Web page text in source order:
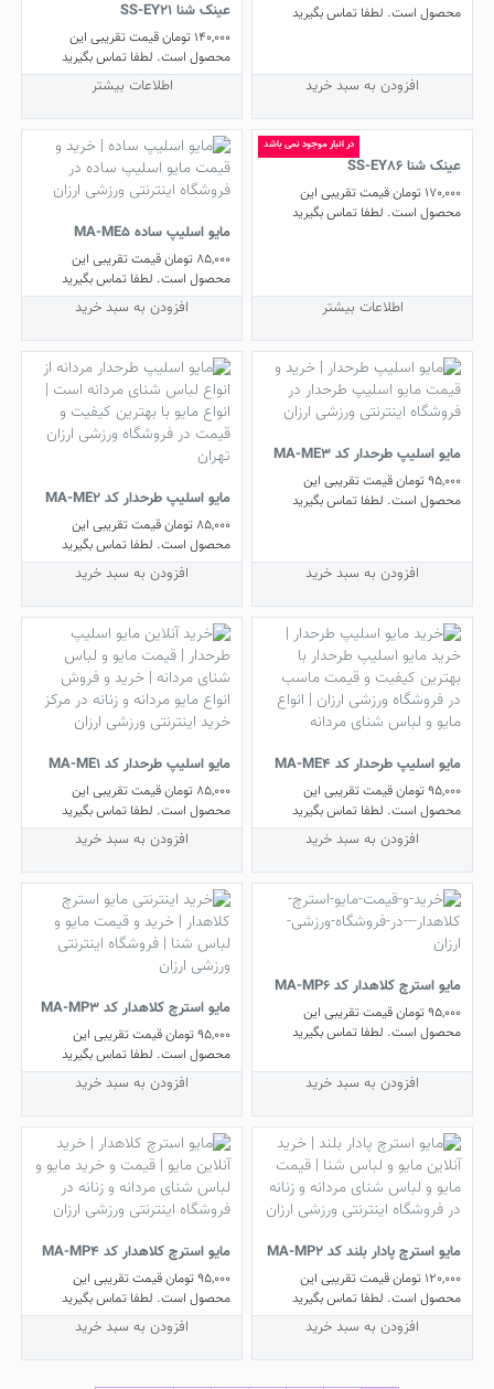
محصول است. لطفا تماس بگیرید
افزودن به سبد خرید
عینک شنا SS-EY21
140,000 تومانقیمت تقریبی این
محصول است. لطفا تماس بگیرید
اطلاعات بیشتر
در انبار موجود نمی باشد
عینک شنا SS-EY86
170,000 تومانقیمت تقریبی این
محصول است. لطفا تماس بگیرید
اطلاعات بیشتر
مایو اسلیپ ساده MA-ME5
85,000 تومانقیمت تقریبی این
محصول است. لطفا تماس بگیرید
افزودن به سبد خرید
مایو اسلیپ طرحدار کد MA-ME3
95,000تومانقیمت تقریبی این
محصول است. لطفا تماس بگیرید
افزودن به سبد خرید
مایو اسلیپ طرحدار کد MA-ME2
85,000 تومانقیمت تقریبی این
محصول است. لطفا تماس بگیرید
افزودن به سبد خرید
مایو اسلیپ طرحدار کد MA-ME4
95,000تومانقیمت تقریبی این
محصول است. لطفا تماس بگیرید
افزودن به سبد خرید
مایو اسلیپ طرحدار کد MA-ME1
85,000 تومانقیمت تقریبی این
محصول است. لطفا تماس بگیرید
افزودن به سبد خرید
مایو استرچ کلاهدار کد MA-MP6
95,000تومانقیمت تقریبی این
محصول است. لطفا تماس بگیرید
افزودن به سبد خرید
مایو استرچ کلاهدار کد MA-MP3
95,000تومانقیمت تقریبی این
محصول است. لطفا تماس بگیرید
افزودن به سبد خرید
مایو استرچ پادار بلند کد MA-MP2
120,000 تومانقیمت تقریبی این
محصول است. لطفا تماس بگیرید
افزودن به سبد خرید
مایو استرچ کلاهدار کد MA-MP4
95,000تومانقیمت تقریبی این
محصول است. لطفا تماس بگیرید
افزودن به سبد خرید